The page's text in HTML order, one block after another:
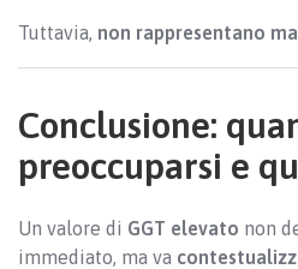
Tuttavia, non rappresentano
Conclusione:
preoccuparsi e
Un valore di GGT elevato non
immediato, ma va